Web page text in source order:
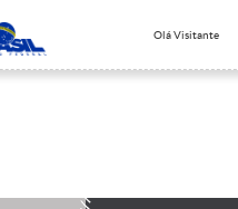
Olá Visitante